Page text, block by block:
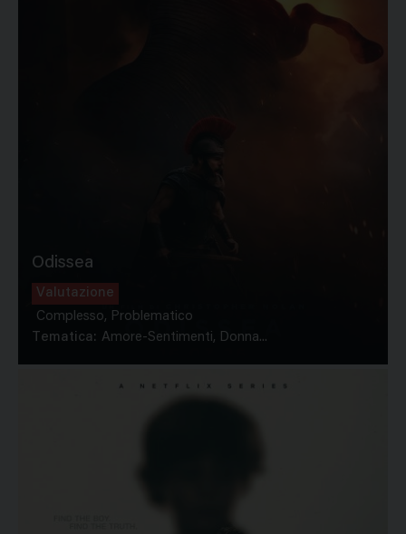
Odissea
Valutazione
Complesso, Problematico
Tematica: Amore-Sentimenti, Donna...